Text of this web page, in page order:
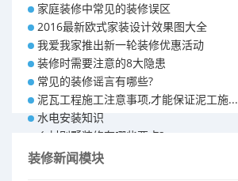
家庭装修中常见的装修误区
2016最新欧式家装设计效果图大全
我爱我家推出新一轮装修优惠活动
装修时需要注意的8大隐患
常见的装修谣言有哪些?
泥瓦工程施工注意事项,才能保证泥工施...
水电安装知识
乡村别墅装修有哪些要点?
别墅怎样装修之装修技巧
装修新闻模块